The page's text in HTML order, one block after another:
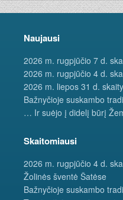
Naujausi
2026 m. rugpjūčio 7 d.
2026 m. rugpjūčio 4 d.
2026 m. liepos 31 d.
Bažnyčioje suskambo
… Ir suėjo į didelį būrį
Skaitomiausi
2026 m. rugpjūčio 4 d.
Žolinės šventė Šatėse
Bažnyčioje suskambo